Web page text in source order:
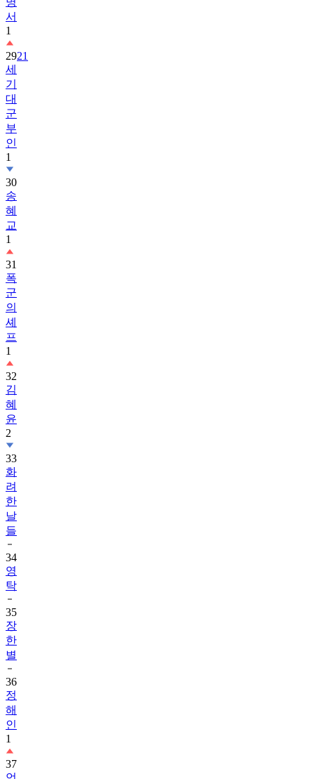
서
1
2921
세
기
대
군
부
인
1
30
송
혜
교
1
31
폭
군
의
셰
프
1
32
김
혜
윤
2
33
화
려
한
날
들
34
영
탁
35
장
한
별
36
정
해
인
1
37